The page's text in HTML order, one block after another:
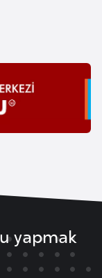
yapmak